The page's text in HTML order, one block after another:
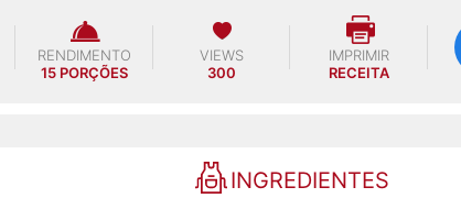
RENDIMENTO
15 PORÇÕES
VIEWS
300
IMPRIMIR
RECEITA
INGREDIENTES